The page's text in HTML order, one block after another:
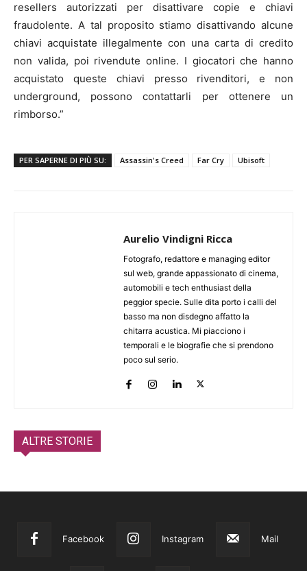
resellers autorizzati per disattivare copie e chiavi
fraudolente. A tal proposito stiamo disattivando alcune
chiavi acquistate illegalmente con una carta di credito
non valida, poi rivendute online. I giocatori che hanno
acquistato queste chiavi presso rivenditori, e non
underground, possono contattarli per ottenere un
rimborso.”
PER SAPERNE DI PIÙ SU: Assassin's Creed Far Cry Ubisoft
Aurelio Vindigni Ricca
Fotografo, redattore e managing editor
sul web, grande appassionato di cinema,
automobili e tech enthusiast della
peggior specie. Sulle dita porto i calli del
basso ma non disdegno affatto la
chitarra acustica. Mi piacciono i
temporali e le biografie che si prendono
poco sul serio.
ALTRE STORIE
Facebook Instagram Mail